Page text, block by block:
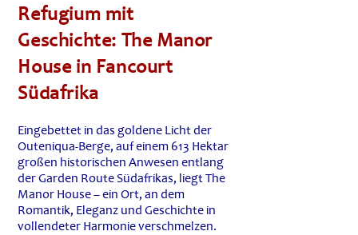
Refugium mit
Geschichte: The Manor
House in Fancourt
Südafrika
Eingebettet in das goldene Licht der
Outeniqua-Berge, auf einem 613 Hektar
großen historischen Anwesen entlang
der Garden Route Südafrikas, liegt The
Manor House – ein Ort, an dem
Romantik, Eleganz und Geschichte in
vollendeter Harmonie verschmelzen.